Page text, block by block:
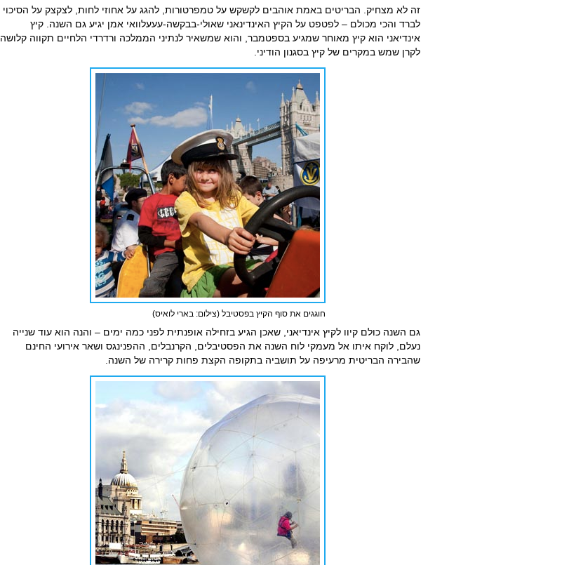
זה לא מצחיק. הבריטים באמת אוהבים לקשקש על טמפרטורות, להגג על אחוזי לחות, לצקצק על הסיכוי
לברד והכי מכולם – לפטפט על הקיץ האינדינאני שאולי-בבקשה-עעעלוואי אמן יגיע גם השנה. קיץ
אינדיאני הוא קיץ מאוחר שמגיע בספטמבר, והוא שמשאיר לנתיני הממלכה ורדרדי הלחיים תקווה קלושה
לקרן שמש במקרים של קיץ בסגנון הודיני.
חוגגים את סוף הקיץ בפסטיבל (צילום: בארי לואיס)
גם השנה כולם קיוו לקיץ אינדיאני, שאכן הגיע בזחילה אופנתית לפני כמה ימים – והנה הוא עוד שנייה
נעלם, לוקח איתו אל מעמקי לוח השנה את הפסטיבלים, הקרנבלים, ההפנינגס ושאר אירועי החינם
שהבירה הבריטית מרעיפה על תושביה בתקופה הקצת פחות קרירה של השנה.